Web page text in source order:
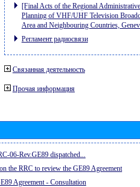
[Final Acts of the Regional
Planning of VHF/UHF Television
Area and Neighbouring Countries,
Регламент радиосвязи
Связанная деятельность
Прочая информация
06-Rev.GE89 dispatched...
the RRC to review the GE89 Agreement
Agreement - Consultation